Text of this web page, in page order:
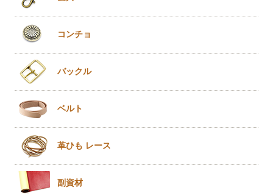
コンチョ
バックル
ベルト
革ひも レース
副資材